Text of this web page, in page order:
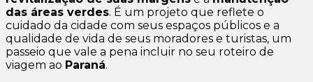
das áreas verdes. É um projeto que reflete o
cuidado da cidade com seus espaços públicos e a
qualidade de vida de seus moradores e turistas, um
passeio que vale a pena incluir no seu roteiro de
viagem ao Paraná.